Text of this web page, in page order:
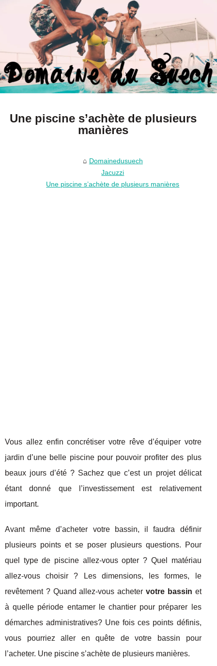
Une piscine s’achète de plusieurs
manières
Domainedusuech
Jacuzzi
Une piscine s’achète de plusieurs manières
Vous allez enfin concrétiser votre rêve d’équiper votre
jardin d’une belle piscine pour pouvoir profiter des plus
beaux jours d’été ? Sachez que c’est un projet délicat
étant donné que l’investissement est relativement
important.
Avant même d’acheter votre bassin, il faudra définir
plusieurs points et se poser plusieurs questions. Pour
quel type de piscine allez-vous opter ? Quel matériau
allez-vous choisir ? Les dimensions, les formes, le
revêtement ? Quand allez-vous acheter votre bassin et
à quelle période entamer le chantier pour préparer les
démarches administratives? Une fois ces points définis,
vous pourriez aller en quête de votre bassin pour
l’acheter. Une piscine s’achète de plusieurs manières.